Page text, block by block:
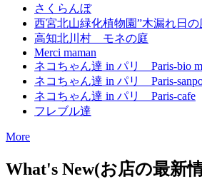
さくらんぼ
西宮北山緑化植物園”木漏れ日の
高知北川村 モネの庭
Merci maman
ネコちゃん達 in パリ Paris-bio
ネコちゃん達 in パリ Paris-
ネコちゃん達 in パリ Paris-cafe
フレブル達
More
What's New(お店の最新